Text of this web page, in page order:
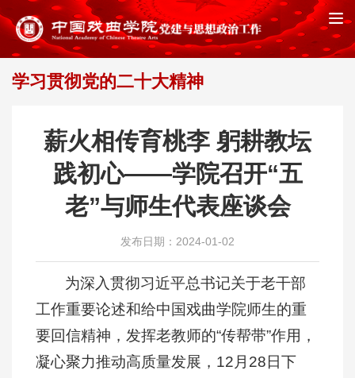
学习贯彻党的二十大精神
薪火相传育桃李 躬耕教坛
践初心——学院召开“五
老”与师生代表座谈会
发布日期：2024-01-02
为深入贯彻习近平总书记关于老干部
工作重要论述和给中国戏曲学院师生的重
要回信精神，发挥老教师的“传帮带”作用，
凝心聚力推动高质量发展，12月28日下